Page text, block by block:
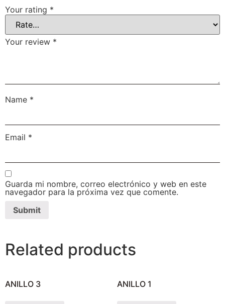
Your rating *
Your review *
Name *
Email *
Guarda mi nombre, correo electrónico y web en este
navegador para la próxima vez que comente.
Related products
ANILLO 3 ANILLO 1